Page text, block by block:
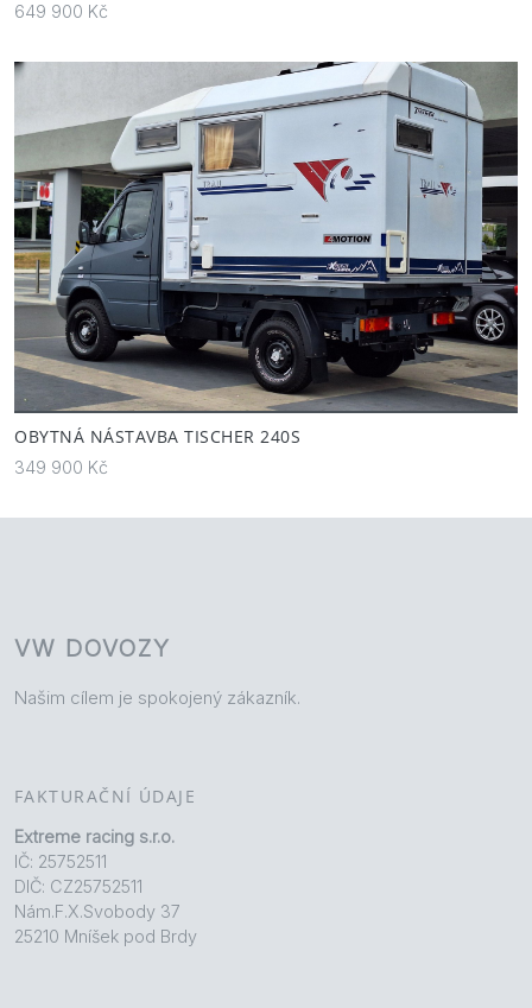
649 900 Kč
OBYTNÁ NÁSTAVBA TISCHER 240S
349 900 Kč
VW DOVOZY
Našim cílem je spokojený zákazník.
FAKTURAČNÍ ÚDAJE
Extreme racing s.r.o.
IČ: 25752511
DIČ: CZ25752511
Nám.F.X.Svobody 37
25210 Mníšek pod Brdy